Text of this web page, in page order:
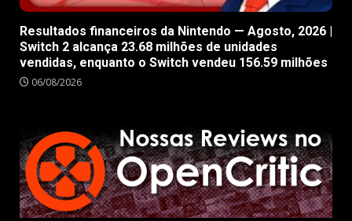
Resultados financeiros da Nintendo — Agosto, 2026 |
Switch 2 alcança 23.68 milhões de unidades
vendidas, enquanto o Switch vendeu 156.59 milhões
06/08/2026